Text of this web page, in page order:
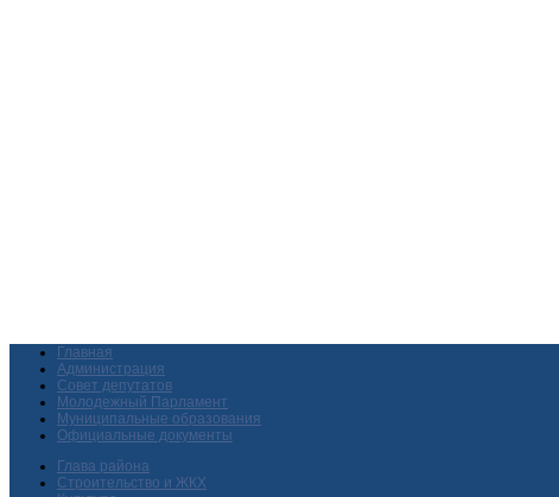
Главная
Администрация
Совет депутатов
Молодежный Парламент
Муниципальные образования
Официальные документы
Глава района
Строительство и ЖКХ